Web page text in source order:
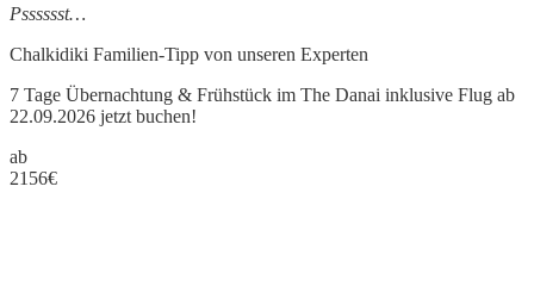
Psssssst…
Chalkidiki Familien-Tipp von unseren Experten
7 Tage Übernachtung & Frühstück im The Danai inklusive Flug ab
22.09.2026 jetzt buchen!
ab
2156€